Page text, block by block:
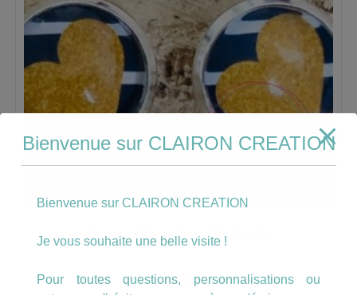
Puces d’oreilles Marin (4)
6.00
Bienvenue sur CLAIRON CREATION
Bienvenue sur CLAIRON CREATION
Je vous souhaite une belle visite !
Pour toutes questions, personnalisations ou